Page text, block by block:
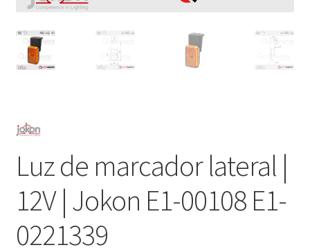
Luz de marcador lateral |
12V | Jokon E1-00108 E1-
0221339